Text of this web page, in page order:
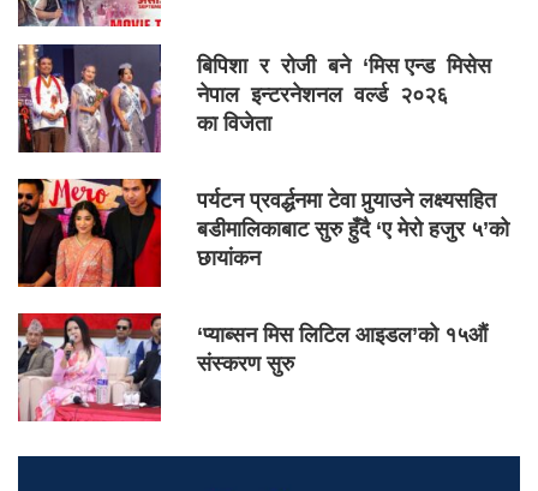
बिपिशा र रोजी बने ‘मिस एन्ड मिसेस
नेपाल इन्टरनेशनल वर्ल्ड २०२६
का विजेता
पर्यटन प्रवर्द्धनमा टेवा पुर्‍याउने लक्ष्यसहित
बडीमालिकाबाट सुरु हुँदै ‘ए मेरो हजुर ५’को
छायांकन
‘प्याब्सन मिस लिटिल आइडल’को १५औं
संस्करण सुरु